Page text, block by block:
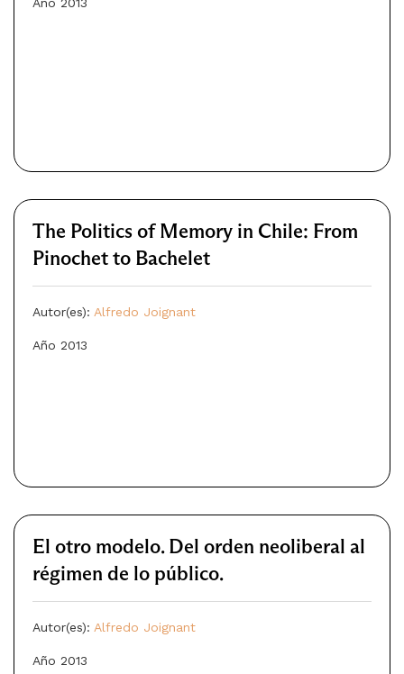
The Politics of Memory in Chile: From
Pinochet to Bachelet
Autor(es): Alfredo Joignant
Año 2013
El otro modelo. Del orden neoliberal al
régimen de lo público.
Autor(es): Alfredo Joignant
Año 2013